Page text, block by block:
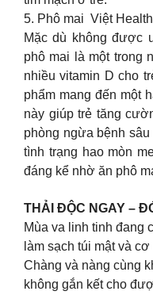
5. Phô mai Việt
Mặc dù không được
phô mai là một trong
nhiều vitamin D cho
phẩm mang đến một
này giúp trẻ tăng
phòng ngừa bệnh
tình trạng hao mòn
đáng kể nhờ ăn phô
THẢI ĐỘC NGAY –
Mùa va linh tinh đang
làm sạch túi mật và
Chàng và nàng cùng
không gắn kết cho